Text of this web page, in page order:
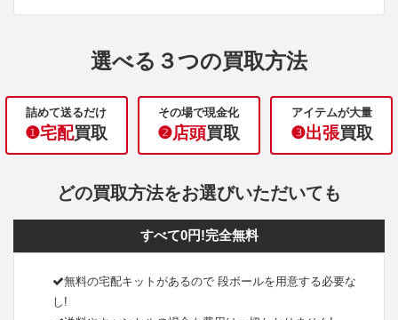
選べる３つの買取方法
詰めて送るだけ
❶宅配買取
その場で現金化
❷店頭買取
アイテムが大量
❸出張買取
どの買取方法をお選びいただいても
すべて0円!完全無料
無料の宅配キットがあるので 段ボールを用意する必要な
し!